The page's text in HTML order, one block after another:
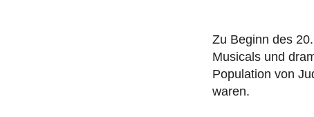
Zu Beginn des
Musicals und
Population von
waren.